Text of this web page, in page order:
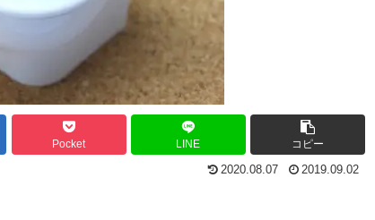
Pocket LINE コピー
2020.08.07 2019.09.02